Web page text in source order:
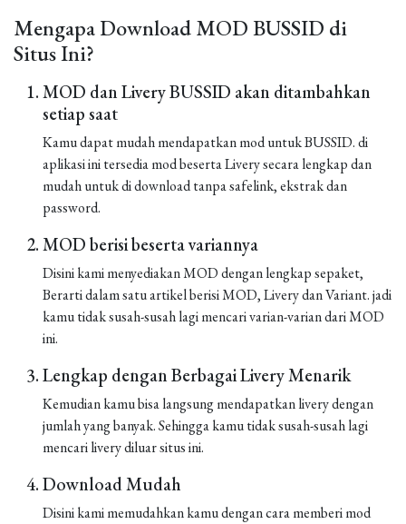
Mengapa Download MOD BUSSID di
Situs Ini?
MOD dan Livery BUSSID akan ditambahkan
setiap saat
Kamu dapat mudah mendapatkan mod untuk BUSSID. di
aplikasi ini tersedia mod beserta Livery secara lengkap dan
mudah untuk di download tanpa safelink, ekstrak dan
password.
MOD berisi beserta variannya
Disini kami menyediakan MOD dengan lengkap sepaket,
Berarti dalam satu artikel berisi MOD, Livery dan Variant. jadi
kamu tidak susah-susah lagi mencari varian-varian dari MOD
ini.
Lengkap dengan Berbagai Livery Menarik
Kemudian kamu bisa langsung mendapatkan livery dengan
jumlah yang banyak. Sehingga kamu tidak susah-susah lagi
mencari livery diluar situs ini.
Download Mudah
Disini kami memudahkan kamu dengan cara memberi mod